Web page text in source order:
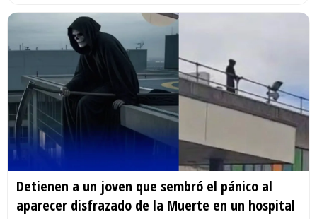
Detienen a un joven que sembró el pánico al
aparecer disfrazado de la Muerte en un hospital